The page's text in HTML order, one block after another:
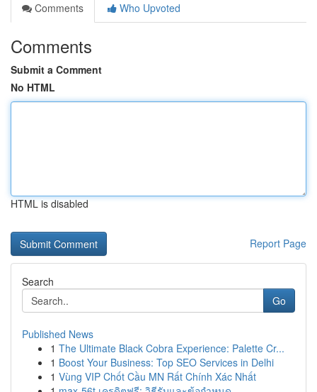
Comments
Who Upvoted
Comments
Submit a Comment
No HTML
HTML is disabled
Report Page
Search
Go
Published News
1 The Ultimate Black Cobra Experience: Palette Cr...
1 Boost Your Business: Top SEO Services in Delhi
1 Vùng VIP Chốt Cầu MN Rất Chính Xác Nhất